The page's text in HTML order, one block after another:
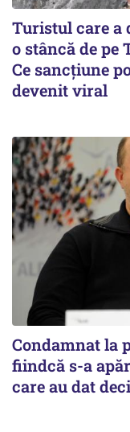
Turistul care a
o stâncă de pe
Ce sancțiune
devenit viral
Condamnat la
fiindcă s-a
care au dat